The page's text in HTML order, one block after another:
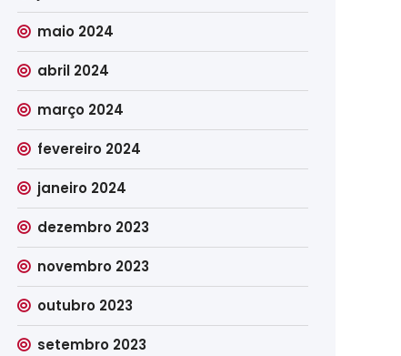
maio 2024
abril 2024
março 2024
fevereiro 2024
janeiro 2024
dezembro 2023
novembro 2023
outubro 2023
setembro 2023